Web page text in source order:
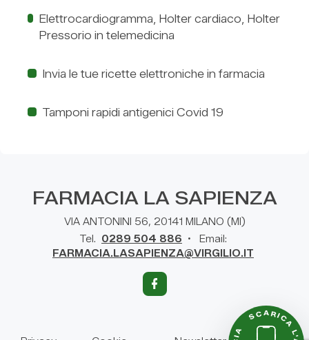
Elettrocardiogramma, Holter cardiaco, Holter
Pressorio in telemedicina
Invia le tue ricette elettroniche in farmacia
Tamponi rapidi antigenici Covid 19
FARMACIA LA SAPIENZA
VIA ANTONINI 56, 20141 MILANO (MI)
Tel. 0289 504 886 •
Email:
FARMACIA.LASAPIENZA@VIRGILIO.IT